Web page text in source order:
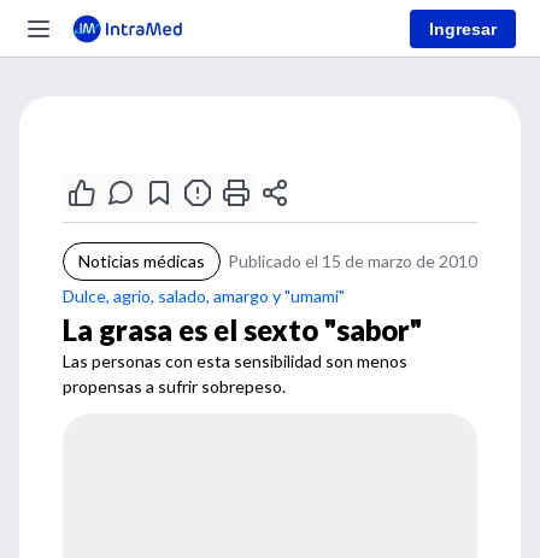
Ingresar
Noticias médicas
Publicado el 15 de marzo de 2010
Dulce, agrio, salado, amargo y "umami"
La grasa es el sexto "sabor"
Las personas con esta sensibilidad son menos
propensas a sufrir sobrepeso.